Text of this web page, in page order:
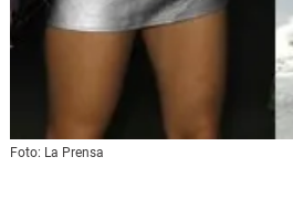
Foto: La Prensa